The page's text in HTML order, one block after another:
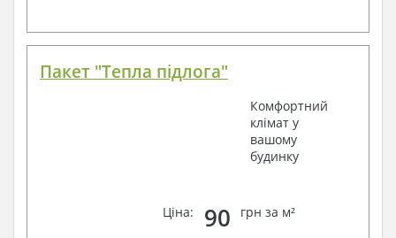
Пакет "Тепла підлога"
Комфортний
клімат у
вашому
будинку
Ціна: 90 грн за м²